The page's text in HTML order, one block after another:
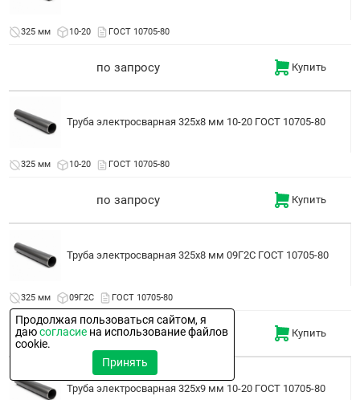
325 мм 10-20 ГОСТ 10705-80
по запросу Купить
Труба электросварная 325x8 мм 10-20 ГОСТ 10705-80
325 мм 10-20 ГОСТ 10705-80
по запросу Купить
Труба электросварная 325x8 мм 09Г2С ГОСТ 10705-80
325 мм 09Г2С ГОСТ 10705-80
от 133 000 руб/тн Купить
Труба электросварная 325x9 мм 10-20 ГОСТ 10705-80
Продолжая пользоваться сайтом, я
даюсогласие на использование файлов
cookie.
Принять